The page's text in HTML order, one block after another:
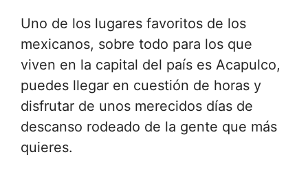
Uno de los lugares favoritos de los
mexicanos, sobre todo para los que
viven en la capital del país es Acapulco,
puedes llegar en cuestión de horas y
disfrutar de unos merecidos días de
descanso rodeado de la gente que más
quieres.